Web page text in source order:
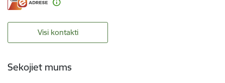
Visi kontakti
Sekojiet mums